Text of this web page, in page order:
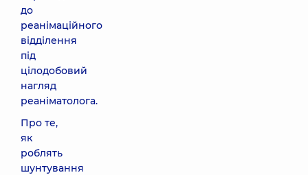
до
реанімаційного
відділення
під
цілодобовий
нагляд
реаніматолога.
Про те,
як
роблять
шунтування